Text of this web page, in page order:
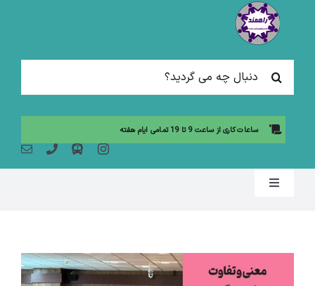
جستجو
برای:
ساعات کاری از ساعت 9 تا 19 تمامی ایام هفته
Toggle
مقالات آموزشی